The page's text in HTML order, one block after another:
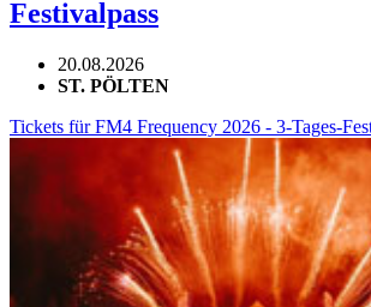
Festivalpass
20.08.2026
ST. PÖLTEN
Tickets für FM4 Frequency 2026 - 3-Tages-